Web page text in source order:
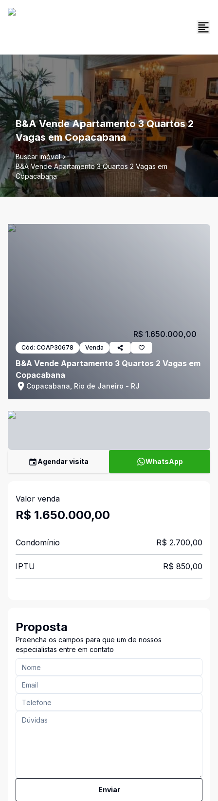
B&A Vende Apartamento 3 Quartos 2
Vagas em Copacabana
Buscar imóvel
B&A Vende Apartamento 3 Quartos 2 Vagas em
Copacabana
Cód: COAP30678 Venda
B&A Vende Apartamento 3 Quartos 2 Vagas em
Copacabana
Copacabana, Rio de Janeiro - RJ
R$ 1.650.000,00
Agendar visita WhatsApp
Valor venda
R$ 1.650.000,00
Condomínio R$ 2.700,00
IPTU R$ 850,00
Proposta
Preencha os campos para que um de nossos
especialistas entre em contato
Enviar